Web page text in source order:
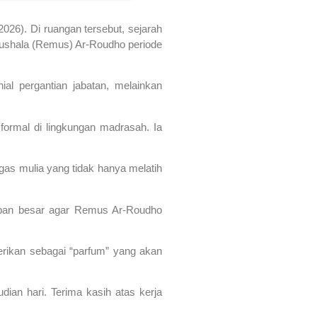
Di ruangan tersebut, sejarah
(Remus) Ar-Roudho periode
pergantian jabatan, melainkan
di lingkungan madrasah. Ia
mulia yang tidak hanya melatih
besar agar Remus Ar-Roudho
sebagai “parfum” yang akan
hari. Terima kasih atas kerja